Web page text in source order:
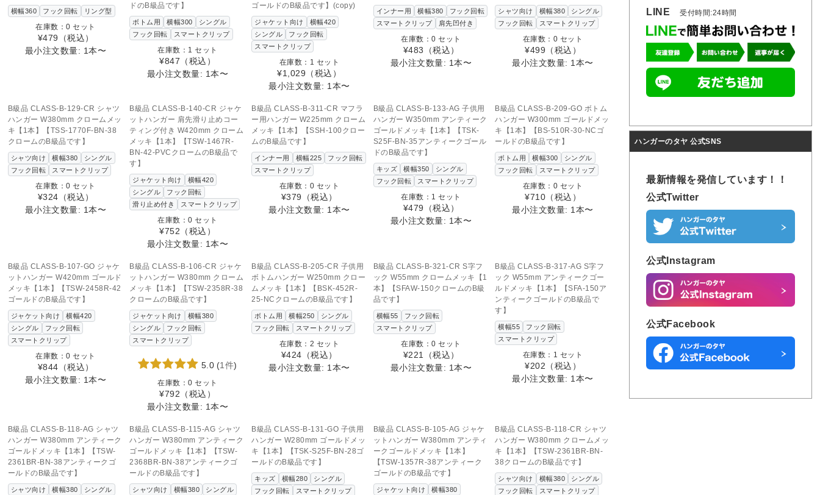
横幅360 フック回転 リング型
在庫数：0 セット
¥479
（税込）
最小注文数量: 1本〜
ドのB級品です】
ボトム用 横幅300
シングル
フック回転
スマートクリップ
在庫数：1 セット
¥847 （税込）
最小注文数量: 1本〜
ゴールドのB級品です】(copy)
ジャケット向け
横幅420
シングル
フック回転
スマートクリップ
在庫数：1 セット
¥1,029 （税込）
最小注文数量: 1本〜
インナー用 横幅380
フック回転
スマートクリップ
肩先凹付き
在庫数：0 セット
¥483 （税込）
最小注文数量: 1本〜
シャツ向け 横幅380
シングル
フック回転
スマートクリップ
在庫数：0 セット
¥499 （税込）
最小注文数量: 1本〜
この商品へのお問い合わせ
B級品 CLASS-B-129-CR シャツ
ハンガー W380mm クロームメッ
キ【1本】【TSS-1770F-BN-38
クロームのB級品です】
シャツ向け 横幅380
シングル
フック回転
スマートクリップ
在庫数：0 セット
¥324 （税込）
最小注文数量: 1本〜
この商品へのお問い合わせ
B級品 CLASS-B-140-CR ジャケ
ットハンガー 肩先滑り止めコー
ティング付き W420mm クローム
メッキ【1本】【TSW-1467R-
BN-42-PVCクロームのB級品で
す】
ジャケット向け
横幅420
シングル
フック回転
滑り止め付き
スマートクリップ
在庫数：0 セット
¥752 （税込）
最小注文数量: 1本〜
SOLD OUT
この商品へのお問い合わせ
B級品 CLASS-B-311-CR マフラ
ー用ハンガー W225mm クローム
メッキ【1本】【SSH-100クロー
ムのB級品です】
インナー用 横幅225
フック回転
スマートクリップ
在庫数：0 セット
¥379
（税込）
最小注文数量: 1本〜
B級品 CLASS-B-133-AG 子供用
ハンガー W350mm アンティーク
ゴールドメッキ【1本】【TSK-
S25F-BN-35アンティークゴール
ドのB級品です】
キッズ 横幅350
シングル
フック回転
スマートクリップ
在庫数：1 セット
¥479 （税込）
最小注文数量: 1本〜
この商品へのお問い合わせ
B級品 CLASS-B-209-GO ボトム
ハンガー W300mm ゴールドメッ
キ【1本】【BS-510R-30-NCゴ
ールドのB級品です】
ボトム用 横幅300
シングル
フック回転
スマートクリップ
在庫数：0 セット
¥710 （税込）
最小注文数量: 1本〜
この商品へのお問い合わせ
B級品 CLASS-B-107-GO ジャケ
ットハンガー W420mm ゴールド
メッキ【1本】【TSW-2458R-42
ゴールドのB級品です】
ジャケット向け
横幅420
シングル
フック回転
スマートクリップ
在庫数：0 セット
¥844 （税込）
最小注文数量: 1本〜
SOLD OUT
この商品へのお問い合わせ
B級品 CLASS-B-106-CR ジャケ
ットハンガー W380mm クローム
メッキ【1本】【TSW-2358R-38
クロームのB級品です】
ジャケット向け
横幅380
シングル
フック回転
スマートクリップ
5.0 (1件)
在庫数：0 セット
¥792 （税込）
最小注文数量: 1本〜
B級品 CLASS-B-205-CR 子供用
ボトムハンガー W250mm クロー
ムメッキ【1本】【BSK-452R-
25-NCクロームのB級品です】
ボトム用 横幅250
シングル
フック回転
スマートクリップ
在庫数：2 セット
¥424 （税込）
最小注文数量: 1本〜
この商品へのお問い合わせ
B級品 CLASS-B-321-CR S字フ
ック W55mm クロームメッキ【1
本】【SFAW-150クロームのB級
品です】
横幅55
フック回転
スマートクリップ
在庫数：0 セット
¥221 （税込）
最小注文数量: 1本〜
B級品 CLASS-B-317-AG S字フ
ック W55mm アンティークゴー
ルドメッキ【1本】【SFA-150ア
ンティークゴールドのB級品で
す】
横幅55
フック回転
スマートクリップ
在庫数：1 セット
¥202 （税込）
最小注文数量: 1本〜
この商品へのお問い合わせ
B級品 CLASS-B-118-AG シャツ
ハンガー W380mm アンティーク
ゴールドメッキ【1本】【TSW-
2361BR-BN-38アンティークゴ
ールドのB級品です】
シャツ向け 横幅380
シングル
SOLD OUT
この商品へのお問い合わせ
B級品 CLASS-B-115-AG シャツ
ハンガー W380mm アンティーク
ゴールドメッキ【1本】【TSW-
2368BR-BN-38アンティークゴ
ールドのB級品です】
シャツ向け 横幅380
シングル
この商品へのお問い合わせ
B級品 CLASS-B-131-GO 子供用
ハンガー W280mm ゴールドメッ
キ【1本】【TSK-S25F-BN-28ゴ
ールドのB級品です】
キッズ 横幅280
シングル
フック回転
スマートクリップ
この商品へのお問い合わせ
B級品 CLASS-B-105-AG ジャケ
ットハンガー W380mm アンティ
ークゴールドメッキ【1本】
【TSW-1357R-38アンティーク
ゴールドのB級品です】
ジャケット向け
横幅380
この商品へのお問い合わせ
B級品 CLASS-B-118-CR シャツ
ハンガー W380mm クロームメッ
キ【1本】【TSW-2361BR-BN-
38クロームのB級品です】
シャツ向け 横幅380
シングル
フック回転
スマートクリップ
LINE 受付時間:24時間
ハンガーのタヤ 公式SNS
最新情報を発信しています！！
公式Twitter
公式Instagram
公式Facebook